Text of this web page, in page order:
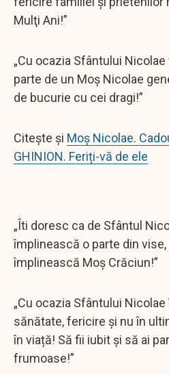
Mulţi Ani!”
„Cu ocazia Sfântului
parte de un Moș Nicolae
de bucurie cu cei dragi!”
Citește și Moș Nicolae.
GHINION. Feriți-vă de ele
„Îti doresc ca de Sfântul
împlinească o parte din
împlinească Moș Crăciun!”
„Cu ocazia Sfântului
sănătate, fericire și nu în
în viață! Să fii iubit și să ai
frumoase!”